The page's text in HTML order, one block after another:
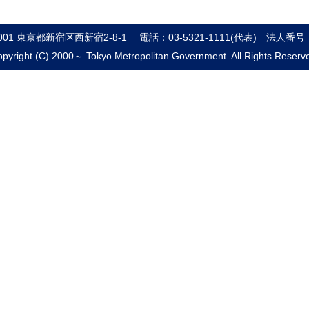
東京都新宿区西新宿2-8-1 電話：03-5321-1111(代表)
法人番号
(C) 2000～ Tokyo Metropolitan Government. All Rights